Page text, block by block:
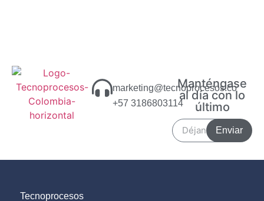
marketing@tecnoprocesos.co
+57 3186803114
Manténgase
al día con lo
último
Enviar
Tecnoprocesos